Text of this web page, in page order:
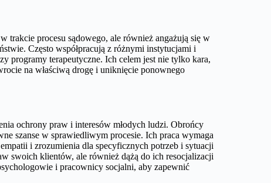
trakcie procesu sądowego, ale również angażują się w
Często współpracują z różnymi instytucjami i
programy terapeutyczne. Ich celem jest nie tylko kara,
na właściwą drogę i uniknięcie ponownego
ochrony praw i interesów młodych ludzi. Obrońcy
szanse w sprawiedliwym procesie. Ich praca wymaga
i zrozumienia dla specyficznych potrzeb i sytuacji
swoich klientów, ale również dążą do ich resocjalizacji
i pracownicy socjalni, aby zapewnić